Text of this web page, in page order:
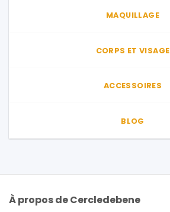
page
MAQUILLAGE
CORPS ET VISAGE
ACCESSOIRES
BLOG
À propos de Cercledebene